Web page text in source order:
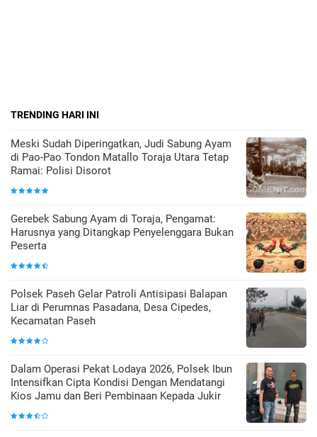
TRENDING HARI INI
Meski Sudah Diperingatkan, Judi Sabung Ayam
di Pao-Pao Tondon Matallo Toraja Utara Tetap
Ramai: Polisi Disorot
Gerebek Sabung Ayam di Toraja, Pengamat:
Harusnya yang Ditangkap Penyelenggara Bukan
Peserta
Polsek Paseh Gelar Patroli Antisipasi Balapan
Liar di Perumnas Pasadana, Desa Cipedes,
Kecamatan Paseh
Dalam Operasi Pekat Lodaya 2026, Polsek Ibun
Intensifkan Cipta Kondisi Dengan Mendatangi
Kios Jamu dan Beri Pembinaan Kepada Jukir